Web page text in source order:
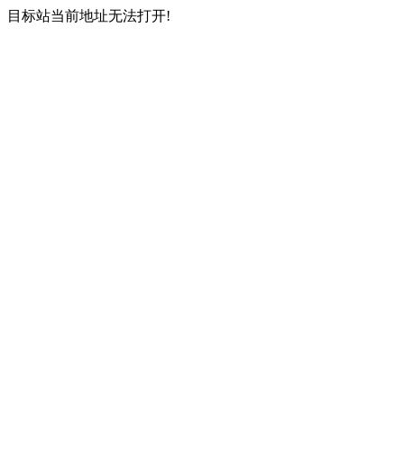
目标站当前地址无法打开!